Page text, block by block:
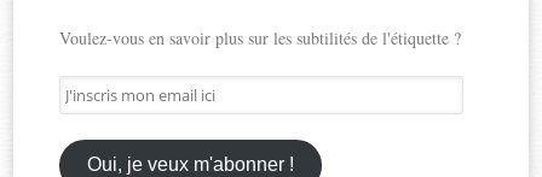
Voulez-vous en savoir plus sur les subtilités de l'étiquette ?
J'inscris
mon
email
ici
Oui, je veux m'abonner !